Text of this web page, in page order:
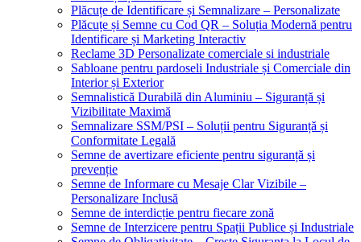
Plăcuțe de Identificare și Semnalizare – Personalizate
Plăcuțe și Semne cu Cod QR – Soluția Modernă pentru
Identificare și Marketing Interactiv
Reclame 3D Personalizate comerciale si industriale
Sabloane pentru pardoseli Industriale și Comerciale din
Interior și Exterior
Semnalistică Durabilă din Aluminiu – Siguranță și
Vizibilitate Maximă
Semnalizare SSM/PSI – Soluții pentru Siguranță și
Conformitate Legală
Semne de avertizare eficiente pentru siguranță și
prevenție
Semne de Informare cu Mesaje Clar Vizibile –
Personalizare Inclusă
Semne de interdicție pentru fiecare zonă
Semne de Interzicere pentru Spații Publice și Industriale